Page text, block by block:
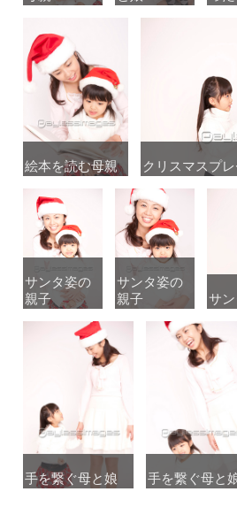
絵本を読む母親
絵本を読む母親 クリスマスプレ
クリスマスプレ
サンタ姿の
親子
サンタ姿の
親子
サンタ姿の
親子
サンタ姿の
親子
サ
サ
手を繋ぐ母と娘
手を繋ぐ母と娘 手を繋ぐ母と
手を繋ぐ母と